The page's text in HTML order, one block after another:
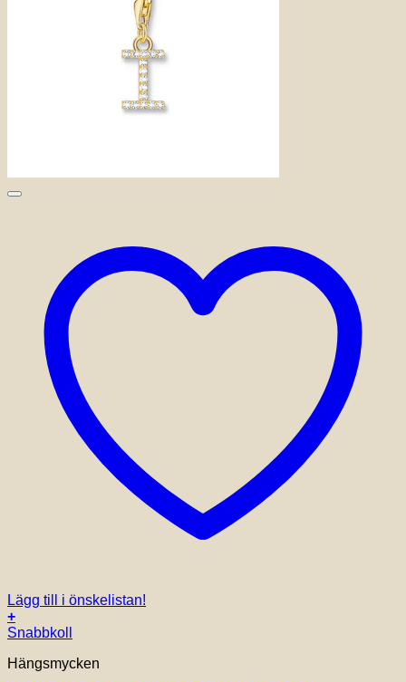
Lägg till i önskelistan!
+
Snabbkoll
Hängsmycken